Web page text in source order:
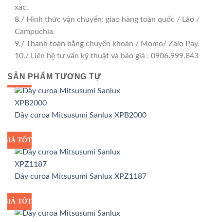
xác.
8./ Hình thức vận chuyển: giao hàng toàn quốc / Lào /
Campuchia.
9./ Thanh toán bằng chuyển khoản / Momo/ Zalo Pay.
10./ Liên hệ tư vấn kỹ thuật và báo giá : 0906.999.843
SẢN PHẨM TƯƠNG TỰ
GIÁ SỈ
GIÁ TỐT
Dây curoa Mitsusumi Sanlux XPB2000
GIÁ SỈ
GIÁ TỐT
Dây curoa Mitsusumi Sanlux XPZ1187
GIÁ SỈ
GIÁ TỐT